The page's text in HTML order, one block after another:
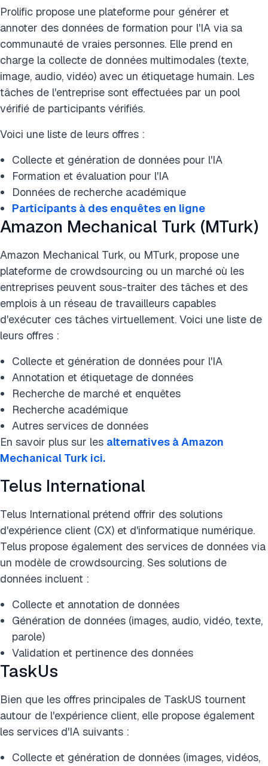
Prolific propose une plateforme pour générer et
annoter des données de formation pour l'IA via sa
communauté de vraies personnes. Elle prend en
charge la collecte de données multimodales (texte,
image, audio, vidéo) avec un étiquetage humain. Les
tâches de l'entreprise sont effectuées par un pool
vérifié de participants vérifiés.
Voici une liste de leurs offres :
Collecte et génération de données pour l'IA
Formation et évaluation pour l'IA
Données de recherche académique
Participants à des enquêtes en ligne
Amazon Mechanical Turk (MTurk)
Amazon Mechanical Turk, ou MTurk, propose une
plateforme de crowdsourcing ou un marché où les
entreprises peuvent sous-traiter des tâches et des
emplois à un réseau de travailleurs capables
d'exécuter ces tâches virtuellement. Voici une liste de
leurs offres :
Collecte et génération de données pour l'IA
Annotation et étiquetage de données
Recherche de marché et enquêtes
Recherche académique
Autres services de données
En savoir plus sur les alternatives à Amazon
Mechanical Turk ici.
Telus International
Telus International prétend offrir des solutions
d'expérience client (CX) et d'informatique numérique.
Telus propose également des services de données via
un modèle de crowdsourcing. Ses solutions de
données incluent :
Collecte et annotation de données
Génération de données (images, audio, vidéo, texte,
parole)
Validation et pertinence des données
TaskUs
Bien que les offres principales de TaskUS tournent
autour de l'expérience client, elle propose également
les services d'IA suivants :
Collecte et génération de données (images, vidéos,